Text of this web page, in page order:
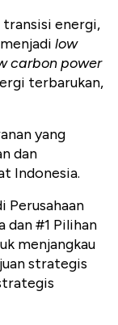
transisi energi,
menjadi low
carbon power
terbarukan,
yang
dan
Indonesia.
Perusahaan
dan #1 Pilihan
menjangkau
strategis